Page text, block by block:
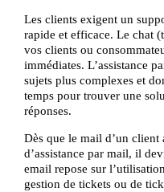
Les clients exigent un
rapide et efficace. Le chat
vos clients ou
immédiates. L’assistance
sujets plus complexes et
temps pour trouver une
réponses.
Dès que le mail d’un client
d’assistance par mail, il
email repose sur
gestion de tickets ou de